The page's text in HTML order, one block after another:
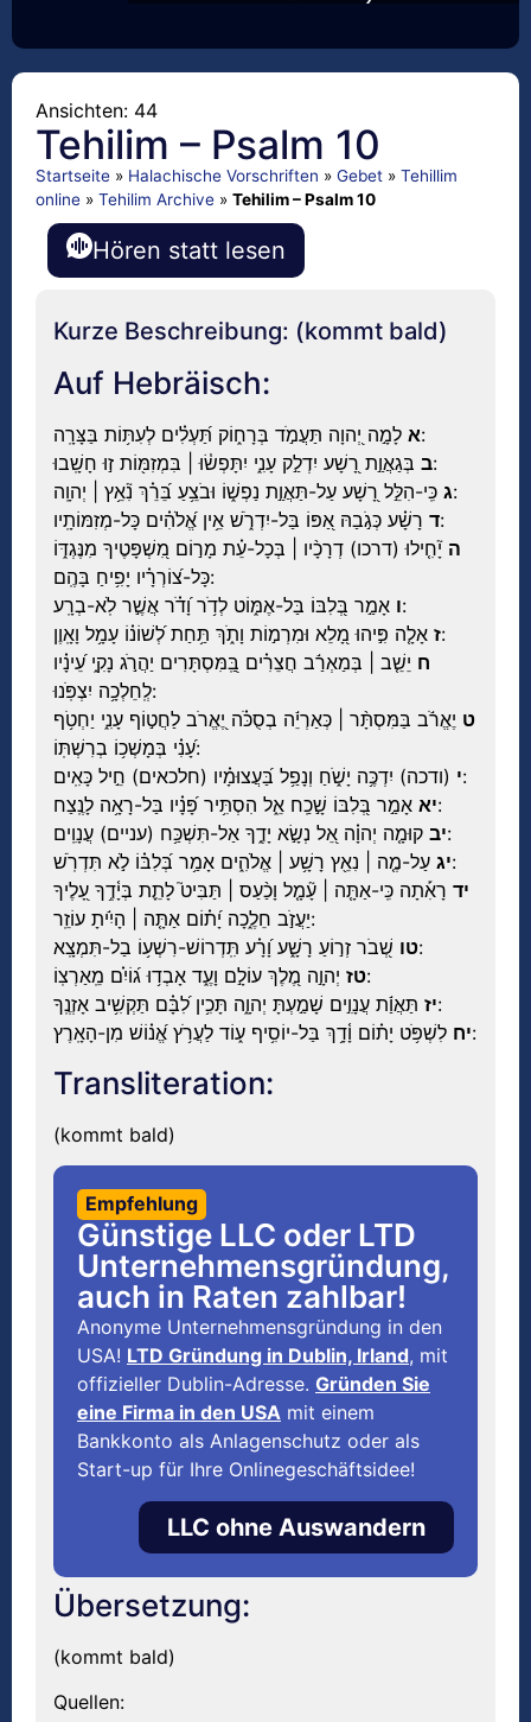
Ansichten: 44
Tehilim – Psalm 10
Startseite » Halachische Vorschriften » Gebet » Tehillim
online » Tehilim Archive » Tehilim – Psalm 10
Hören statt lesen
Kurze Beschreibung: (kommt bald)
Auf Hebräisch:
אלָמָ֣ה יְ֭הוָה תַּעֲמֹ֣ד בְּרָח֑וֹק תַּ֝עְלִ֗ים לְעִתּ֥וֹת בַּצָּרָֽה:
בבְּגַאֲוַ֣ת רָ֭שָׁע יִדְלַ֣ק עָנִ֑י יִתָּפְשׂ֓וּ | בִּמְזִמּ֖וֹת ז֣וּ חָשָֽׁבוּ:
גכִּֽי-הִלֵּ֣ל רָ֭שָׁע עַל-תַּאֲוַ֣ת נַפְשׁ֑וֹ וּבֹצֵ֥עַ בֵּ֝רֵ֗ךְ נִ֘אֵ֥ץ | יְהוָֽה:
דרָשָׁ֗ע כְּגֹ֣בַהּ אַ֭פּוֹ בַּל-יִדְרֹ֑שׁ אֵ֥ין אֱ֝לֹהִ֗ים כָּל-מְזִמּוֹתָֽיו:
ה יָ֘חִ֤ילוּ (דרכו) דְרָכָ֨יו | בְּכָל-עֵ֗ת מָר֣וֹם מִ֭שְׁפָּטֶיךָ מִנֶּגְדּ֑וֹ
כָּל-צ֝וֹרְרָ֗יו יָפִ֥יחַ בָּהֶֽם:
ואָמַ֣ר בְּ֭לִבּוֹ בַּל-אֶמּ֑וֹט לְדֹ֥ר וָ֝דֹ֗ר אֲשֶׁ֣ר לֹֽא-בְרָֽע:
זאָלָ֤ה פִּ֣יהוּ מָ֭לֵא וּמִרְמ֣וֹת וָתֹ֑ךְ תַּ֥חַת לְ֝שׁוֹנ֗וֹ עָמָ֥ל וָאָֽוֶן:
ח יֵשֵׁ֤ב | בְּמַאְרַ֬ב חֲצֵרִ֗ים בַּֽ֭מִּסְתָּרִים יַהֲרֹ֣ג נָקִ֑י עֵ֝ינָ֗יו
לְֽחֵלְכָ֥ה יִצְפֹּֽנוּ:
ט יֶאֱרֹ֬ב בַּמִּסְתָּ֨ר | כְּאַרְיֵ֬ה בְסֻכֹּ֗ה יֶ֭אֱרֹב לַחֲט֣וֹף עָנִ֑י יַחְטֹ֥ף
עָ֝נִ֗י בְּמָשְׁכ֥וֹ בְרִשְׁתּֽוֹ:
י(ודכה) יִדְכֶּ֥ה יָשֹׁ֑חַ וְנָפַ֥ל בַּ֝עֲצוּמָ֗יו (חלכאים) חֵ֣יל כָּאִֽים:
יאאָמַ֣ר בְּ֭לִבּוֹ שָׁ֣כַֽח אֵ֑ל הִסְתִּ֥יר פָּ֝נָ֗יו בַּל-רָאָ֥ה לָנֶֽצַח:
יבקוּמָ֤ה יְהוָ֗ה אֵ֭ל נְשָׂ֣א יָדֶ֑ךָ אַל-תִּשְׁכַּ֥ח (עניים) עֲנָוִֽים:
יגעַל-מֶ֤ה | נִאֵ֖ץ רָשָׁ֥ע | אֱלֹהִ֑ים אָמַ֥ר בְּ֝לִבּ֗וֹ לֹ֣א תִּדְרֹֽשׁ:
יד רָאִ֡תָה כִּֽי-אַתָּ֤ה | עָ֘מָ֤ל וָכַ֨עַס | תַּבִּיט֮ לָתֵ֪ת בְּיָ֫דֶ֥ךָ עָ֭לֶיךָ
יַעֲזֹ֣ב חֵלֶ֑כָה יָ֝ת֗וֹם אַתָּ֤ה | הָיִ֬יתָ עוֹזֵֽר:
טושְׁ֭בֹר זְר֣וֹעַ רָשָׁ֑ע וָ֝רָ֗ע תִּֽדְרוֹשׁ-רִשְׁע֥וֹ בַל-תִּמְצָֽא:
טזיְהוָ֣ה מֶ֭לֶךְ עוֹלָ֣ם וָעֶ֑ד אָבְד֥וּ ג֝וֹיִ֗ם מֵֽאַרְצֽוֹ:
יזתַּאֲוַ֬ת עֲנָוִ֣ים שָׁמַ֣עְתָּ יְהוָ֑ה תָּכִ֥ין לִ֝בָּ֗ם תַּקְשִׁ֥יב אָזְנֶֽךָ:
יחלִשְׁפֹּ֥ט יָת֗וֹם וָ֫דָ֥ךְ בַּל-יוֹסִ֥יף ע֑וֹד לַעֲרֹ֥ץ אֱ֝נ֗וֹשׁ מִן-הָאָֽרֶץ:
Transliteration:
(kommt bald)
Empfehlung
Günstige LLC oder LTD
Unternehmensgründung,
auch in Raten zahlbar!
Anonyme Unternehmensgründung in den
USA! LTD Gründung in Dublin, Irland, mit
offizieller Dublin-Adresse. Gründen Sie
eine Firma in den USA mit einem
Bankkonto als Anlagenschutz oder als
Start-up für Ihre Onlinegeschäftsidee!
LLC ohne Auswandern
Übersetzung:
(kommt bald)
Quellen: